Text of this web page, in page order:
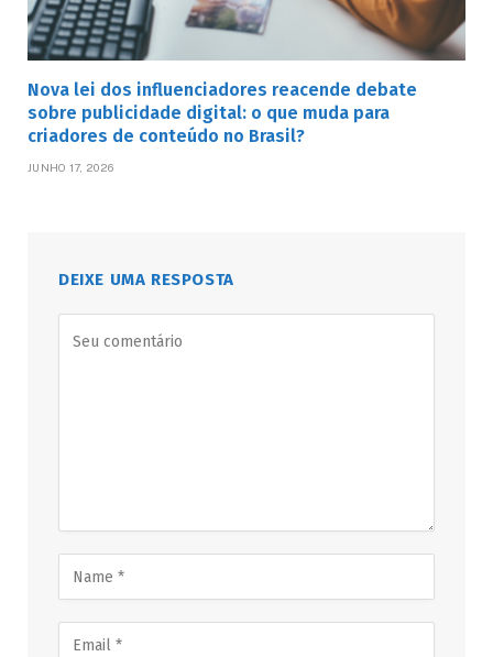
Nova lei dos influenciadores reacende debate
sobre publicidade digital: o que muda para
criadores de conteúdo no Brasil?
JUNHO 17, 2026
DEIXE UMA RESPOSTA